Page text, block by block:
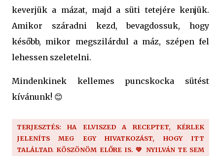
keverjük a mázat, majd a süti tetejére kenjük.
Amikor száradni kezd, bevagdossuk, hogy
később, mikor megszilárdul a máz, szépen fel
lehessen szeletelni.
Mindenkinek kellemes puncskocka sütést
kívánunk! 😊
TERJESZTÉS: HA ELVISZED A RECEPTET, KÉRLEK
JELENÍTS MEG EGY HIVATKOZÁST, HOGY ITT
TALÁLTAD. KÖSZÖNÖM ELŐRE IS. 💚 NYILVÁN TE SEM